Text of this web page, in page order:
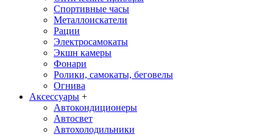
Спортивные часы
Металлоискатели
Рации
Электросамокаты
Экшн камеры
Фонари
Ролики, самокаты, беговелы
Огнива
Аксессуары +
Автокондиционеры
Aвтосвет
Автохолодильники